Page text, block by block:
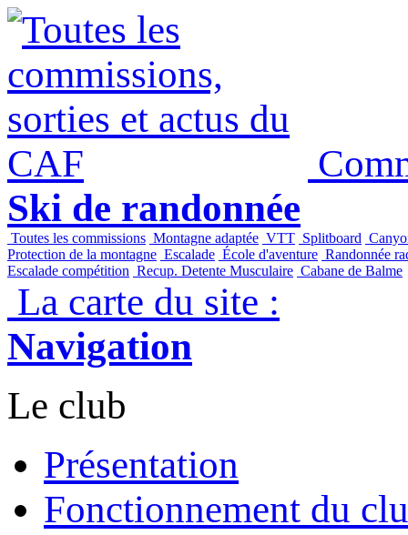
Ski de randonnée
Toutes les commissions Montagne adaptée VTT Splitboard
Protection de la montagne Escalade École d'aventure Randonnée
Escalade compétition Recup. Detente Musculaire Cabane de Balme
La carte du site :
Navigation
Le club
Présentation
Fonctionnement du
Panneau de gestion des cookies